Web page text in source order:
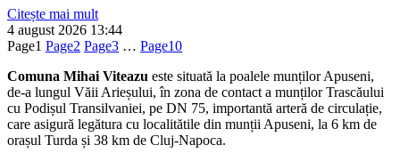
Citește mai mult
4 august 2026 13:44
Page1 Page2 Page3 … Page10
Comuna Mihai Viteazu este situată la poalele munților Apuseni,
de-a lungul Văii Arieșului, în zona de contact a munților Trascăului
cu Podișul Transilvaniei, pe DN 75, importantă arteră de circulație,
care asigură legătura cu localitătile din munții Apuseni, la 6 km de
orașul Turda și 38 km de Cluj-Napoca.